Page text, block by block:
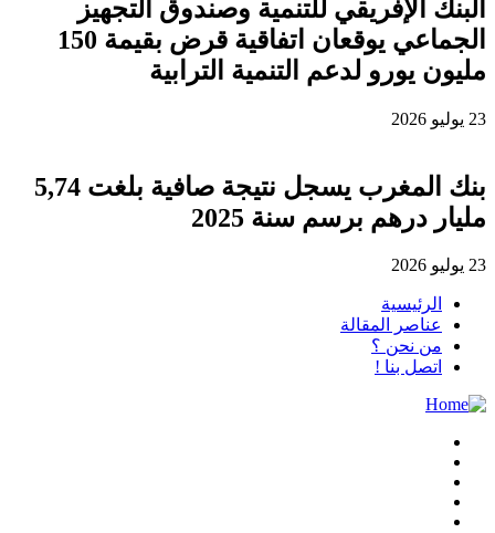
البنك الإفريقي للتنمية وصندوق التجهيز
الجماعي يوقعان اتفاقية قرض بقيمة 150
مليون يورو لدعم التنمية الترابية
23 يوليو 2026
بنك المغرب يسجل نتيجة صافية بلغت 5,74
مليار درهم برسم سنة 2025
23 يوليو 2026
الرئيسية
عناصر المقالة
من نحن ؟
اتصل بنا !